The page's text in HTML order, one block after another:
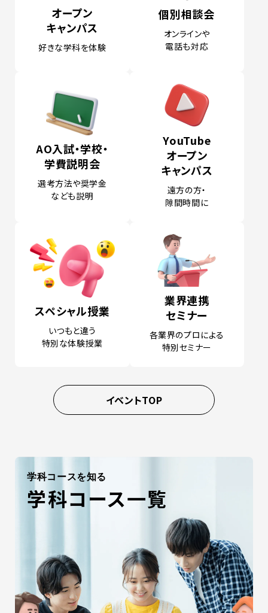
オープン
キャンパス
好きな学科を体験
個別相談会
オンラインや
電話も対応
AO入試・学校・
学費説明会
選考方法や奨学金
なども説明
YouTube
オープン
キャンパス
遠方の方・
隙間時間に
スペシャル授業
いつもと違う
特別な体験授業
業界連携
セミナー
各業界のプロによる
特別セミナー
イベントTOP
学科コースを知る
学科コース一覧